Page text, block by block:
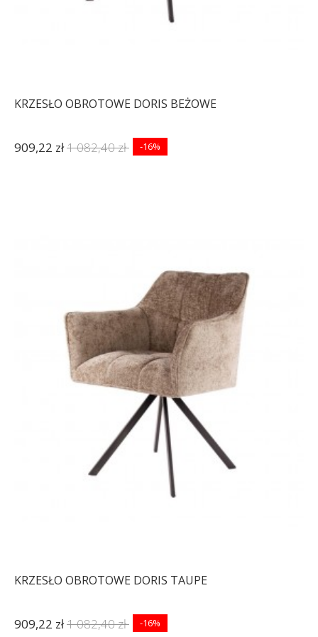
KRZESŁO OBROTOWE DORIS BEŻOWE
909,22 zł1 082,40 zł -16%
KRZESŁO OBROTOWE DORIS TAUPE
909,22 zł1 082,40 zł -16%